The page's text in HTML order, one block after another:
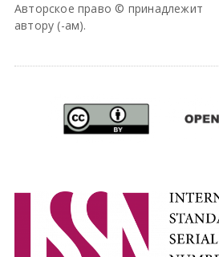
Авторское право © принадлежит
автору (-ам).